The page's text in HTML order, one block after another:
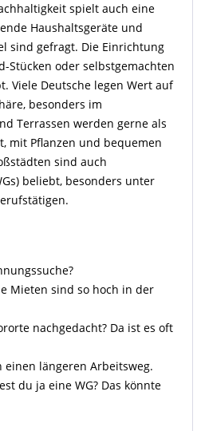
spielt auch eine
Haushaltsgeräte und
sind gefragt. Die Einrichtung
Stücken oder selbstgemachten
Viele Deutsche legen Wert auf
besonders im
Terrassen werden gerne als
mit Pflanzen und bequemen
sind auch
beliebt, besonders unter
Mieten sind so hoch in der
nachgedacht? Da ist es oft
einen längeren Arbeitsweg.
du ja eine WG? Das könnte